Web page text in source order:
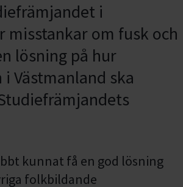
i
misstankar om fusk och
lösning på hur
Västmanland ska
kunnat få en god lösning
folkbildande